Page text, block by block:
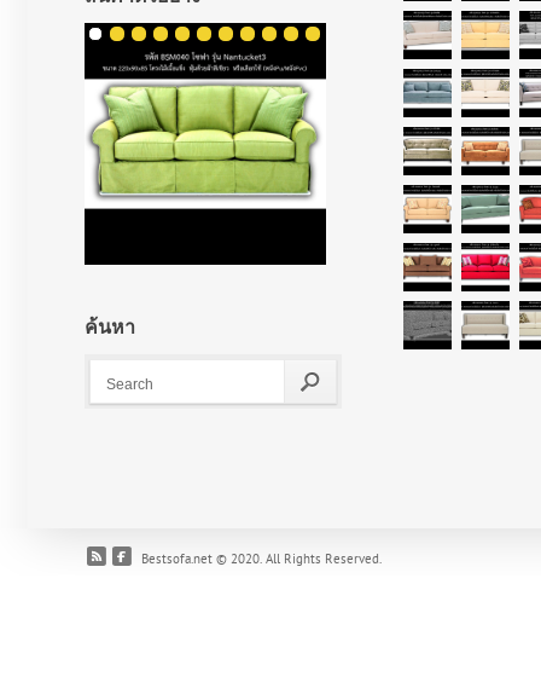
ค้นหา
Bestsofa.net © 2020. All Rights Reserved.